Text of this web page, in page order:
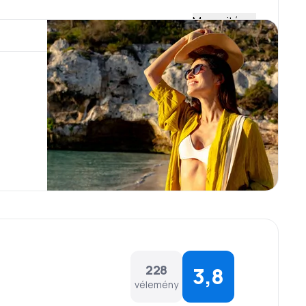
A repülőtér területén néhány étterem,
fagylaltokat és alkoholmentes italokat vagy
vallási ill. más okok vannak. Kérjük emlékezzen
Megnyitás
228
vélemény 3,8